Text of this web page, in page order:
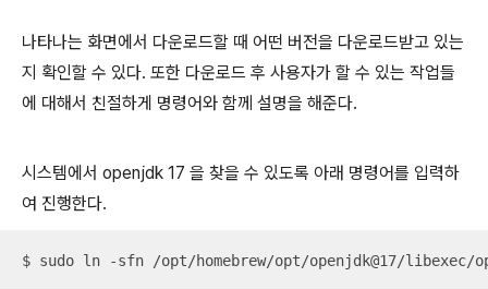
나타나는 화면에서 다운로드할 때 어떤 버전을 다운로드받고 있는
지 확인할 수 있다. 또한 다운로드 후 사용자가 할 수 있는 작업들
에 대해서 친절하게 명령어와 함께 설명을 해준다.
시스템에서 openjdk 17 을 찾을 수 있도록 아래 명령어를 입력하
여 진행한다.
$ sudo ln -sfn /opt/homebrew/opt/openjdk@17/